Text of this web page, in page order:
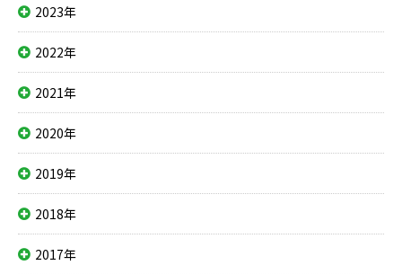
2023年
2022年
2021年
2020年
2019年
2018年
2017年